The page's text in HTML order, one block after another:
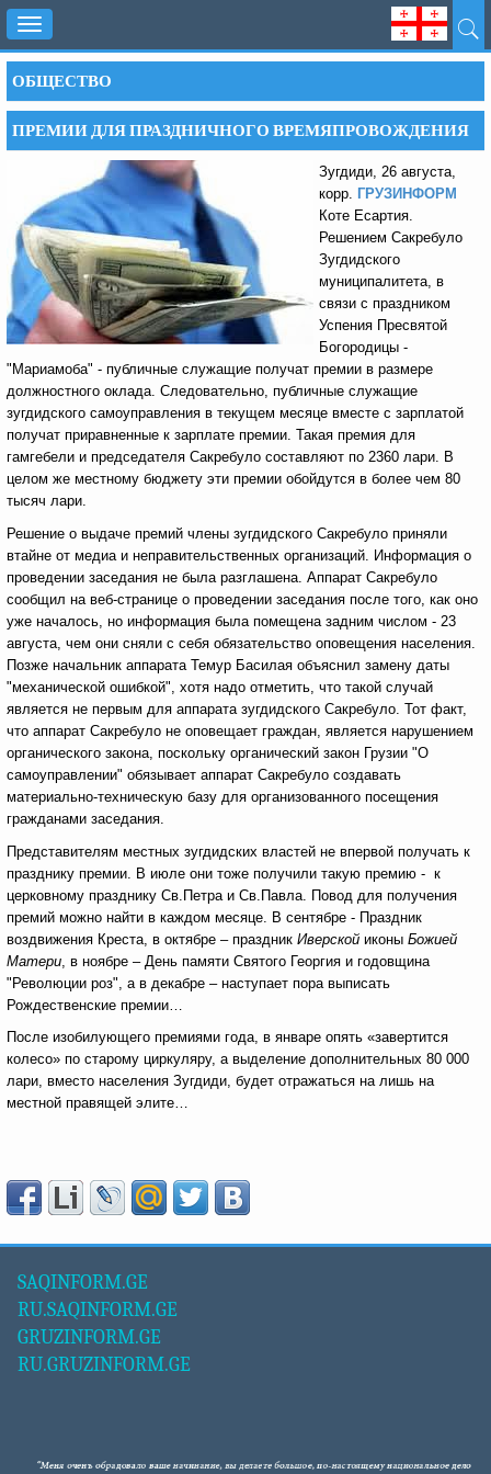
Toggle
navigation
ОБЩЕСТВО
ПРЕМИИ ДЛЯ ПРАЗДНИЧНОГО ВРЕМЯПРОВОЖДЕНИЯ
Зугдиди, 26 августа,
корр. ГРУЗИНФОРМ
Коте Есартия.
Решением Cакребуло
Зугдидского
муниципалитета, в
связи с праздником
Успения Пресвятой
Богородицы -
"Мариамоба" - публичные служащие получат премии в размере
должностного оклада. Следовательно, публичные служащие
зугдидского самоуправления в текущем месяце вместе с зарплатой
получат приравненные к зарплате премии. Такая премия для
гамгебели и председателя Сакребуло составляют по 2360 лари. В
целом же местному бюджету эти премии обойдутся в более чем 80
тысяч лари.
Решение о выдаче премий члены зугдидского Сакребуло приняли
втайне от медиа и неправительственных организаций. Информация о
проведении заседания не была разглашена. Аппарат Сакребуло
сообщил на веб-странице о проведении заседания после того, как оно
уже началось, но информация была помещена задним числом - 23
августа, чем они сняли с себя обязательство оповещения населения.
Позже начальник аппарата Темур Басилая объяснил замену даты
"механической ошибкой", хотя надо отметить, что такой случай
является не первым для аппарата зугдидского Сакребуло. Тот факт,
что аппарат Сакребуло не оповещает граждан, является нарушением
органического закона, поскольку органический закон Грузии "О
самоуправлении" обязывает аппарат Сакребуло создавать
материально-техническую базу для организованного посещения
гражданами заседания.
Представителям местных зугдидских властей не впервой получать к
празднику премии. В июле они тоже получили такую премию - к
церковному празднику Св.Петра и Св.Павла. Повод для получения
премий можно найти в каждом месяце. В сентябре - Праздник
воздвижения Креста, в октябре – праздник Иверской иконы Божией
Матери, в ноябре – День памяти Святого Георгия и годовщина
"Революции роз", а в декабре – наступает пора выписать
Рождественские премии…
После изобилующего премиями года, в январе опять «завертится
колесо» по старому циркуляру, а выделение дополнительных 80 000
лари, вместо населения Зугдиди, будет отражаться на лишь на
местной правящей элите…
SAQINFORM.GE
RU.SAQINFORM.GE
GRUZINFORM.GE
RU.GRUZINFORM.GE